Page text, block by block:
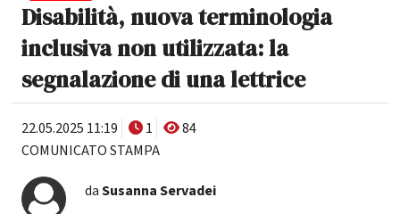
Disabilità, nuova terminologia
inclusiva non utilizzata: la
segnalazione di una lettrice
22.05.2025 11:19 1
84
COMUNICATO STAMPA
daSusanna Servadei